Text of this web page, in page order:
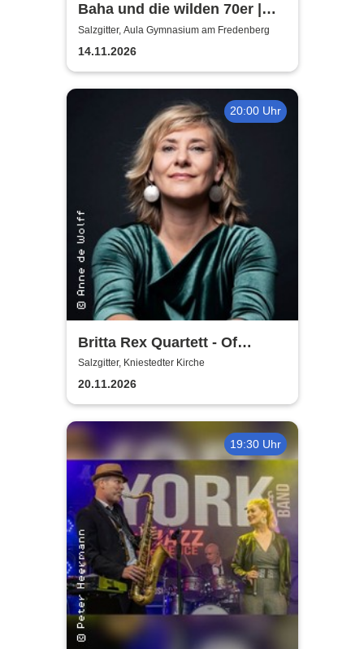
Baha und die wilden 70er |
Aula Gymnasium am
Fredenberg
Salzgitter, Aula Gymnasium am Fredenberg
14.11.2026
20:00 Uhr
Britta Rex Quartett - Of
Witches, Queens & Heroines
Salzgitter, Kniestedter Kirche
20.11.2026
19:30 Uhr